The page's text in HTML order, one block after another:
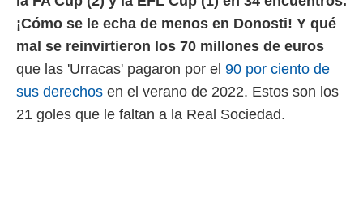
¡Cómo se le echa de menos en Donosti! Y qué
mal se reinvirtieron los 70 millones de euros
que las 'Urracas' pagaron por el 90 por ciento de
sus derechos en el verano de 2022. Estos son los
21 goles que le faltan a la Real Sociedad.